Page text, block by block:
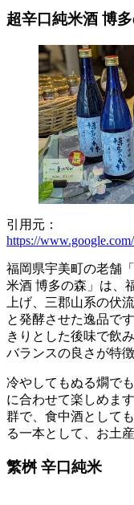
超辛口純米酒 博
引用元：
https://
福岡県宇美町の老舗
米酒 博多の森」は、
上げ、三郡山系の伏
と発酵させた逸品で
きりとした後味で飲
バランスの良さが特徴
冷やしてもぬる燗で
に合わせて楽しめま
群で、食中酒として
る一本として、お土
繁桝 辛口純米